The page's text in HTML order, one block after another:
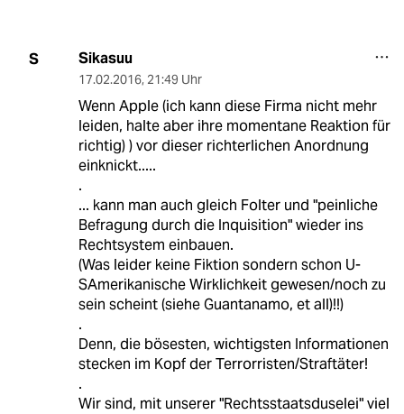
S Sikasuu
17.02.2016, 21:49 Uhr
Wenn Apple (ich kann diese Firma nicht mehr
leiden, halte aber ihre momentane Reaktion für
richtig) ) vor dieser richterlichen Anordnung
einknickt.....
.
... kann man auch gleich Folter und "peinliche
Befragung durch die Inquisition" wieder ins
Rechtsystem einbauen.
(Was leider keine Fiktion sondern schon U-
SAmerikanische Wirklichkeit gewesen/noch zu
sein scheint (siehe Guantanamo, et all)!!)
.
Denn, die bösesten, wichtigsten Informationen
stecken im Kopf der Terrorristen/Straftäter!
.
Wir sind, mit unserer "Rechtsstaatsduselei" viel